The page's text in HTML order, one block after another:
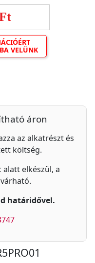
VELÜNK
áron
az alkatrészt és
költség.
alatt elkészül, a
határidővel.